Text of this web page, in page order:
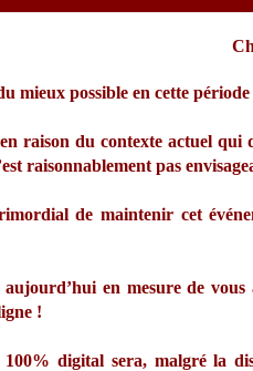
mieux possible en cette
raison du contexte actuel
raisonnablement pas
de maintenir cet
aujourd’hui en mesure de
!
digital sera, malgré la